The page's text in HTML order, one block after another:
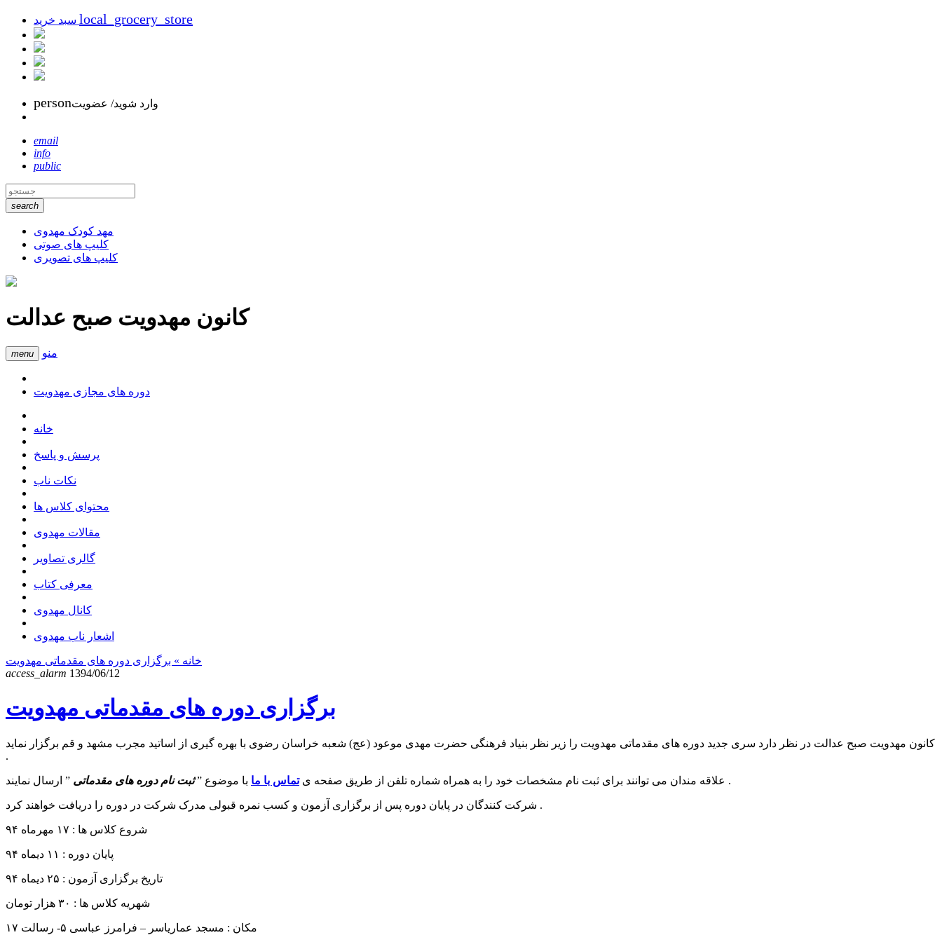
local_grocery_store
personوارد شوید/ عضویت
email
info
public
search
مهد کودک مهدوی
کلیپ های صوتی
کلیپ های تصویری
کانون مهدویت صبح عدالت
menu منو
دوره های مجازی مهدویت
خانه
پرسش و پاسخ
نکات ناب
محتوای کلاس ها
مقالات مهدوی
گالری تصاویر
معرفی کتاب
کانال مهدوی
اشعار ناب مهدوی
خانه » برگزاری دوره های مقدماتی مهدویت
access_alarm 1394/06/12
برگزاری دوره های مقدماتی مهدویت
کانون مهدویت صبح عدالت در نظر دارد سری جدید دوره های مقدماتی مهدویت را زیر نظر بنیاد فرهنگی حضرت مهدی موعود (عج) شعبه خراسان رضوی با بهره گیری از اساتید مجرب مشهد و قم برگزار نماید
.
علاقه مندان می توانند برای ثبت نام مشخصات خود را به همراه شماره تلفن از طریق صفحه یتماس با ما با موضوع ”ثبت نام دوره های مقدماتی ” ارسال نمایند .
شرکت کنندگان در پایان دوره پس از برگزاری آزمون و کسب نمره قبولی مدرک شرکت در دوره را دریافت خواهند کرد .
شروع کلاس ها : ۱۷ مهرماه ۹۴
پایان دوره : ۱۱ دیماه ۹۴
تاریخ برگزاری آزمون : ۲۵ دیماه ۹۴
شهریه کلاس ها : ۳۰ هزار تومان
مکان : مسجد عماریاسر – فرامرز عباسی ۵- رسالت ۱۷